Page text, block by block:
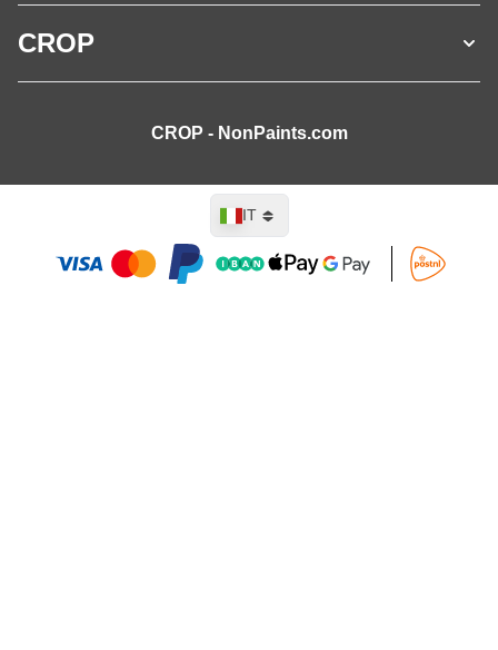
CROP
CROP - NonPaints.com
Lingua
IT